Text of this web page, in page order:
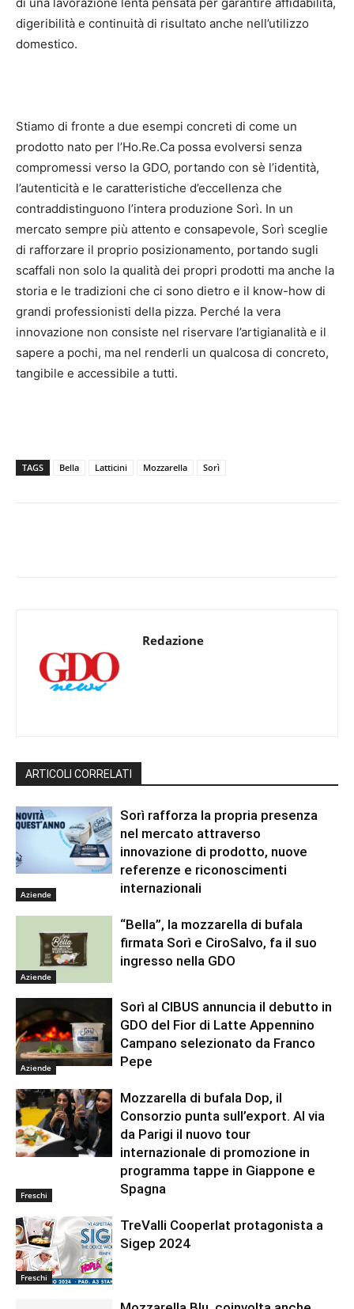
di una lavorazione lenta pensata per garantire affidabilità,
digeribilità e continuità di risultato anche nell’utilizzo
domestico.
Stiamo di fronte a due esempi concreti di come un
prodotto nato per l’Ho.Re.Ca possa evolversi senza
compromessi verso la GDO, portando con sè l’identità,
l’autenticità e le caratteristiche d’eccellenza che
contraddistinguono l’intera produzione Sorì. In un
mercato sempre più attento e consapevole, Sorì sceglie
di rafforzare il proprio posizionamento, portando sugli
scaffali non solo la qualità dei propri prodotti ma anche la
storia e le tradizioni che ci sono dietro e il know-how di
grandi professionisti della pizza. Perché la vera
innovazione non consiste nel riservare l’artigianalità e il
sapere a pochi, ma nel renderli un qualcosa di concreto,
tangibile e accessibile a tutti.
TAGS Bella Latticini Mozzarella Sorì
Redazione
ARTICOLI CORRELATI
Aziende
Sorì rafforza la propria presenza
nel mercato attraverso
innovazione di prodotto, nuove
referenze e riconoscimenti
internazionali
Aziende
“Bella”, la mozzarella di bufala
firmata Sorì e CiroSalvo, fa il suo
ingresso nella GDO
Aziende
Sorì al CIBUS annuncia il debutto in
GDO del Fior di Latte Appennino
Campano selezionato da Franco
Pepe
Freschi
Mozzarella di bufala Dop, il
Consorzio punta sull’export. Al via
da Parigi il nuovo tour
internazionale di promozione in
programma tappe in Giappone e
Spagna
Freschi
TreValli Cooperlat protagonista a
Sigep 2024